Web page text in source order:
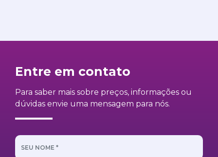
Entre em contato
Para saber mais sobre preços, informações ou
dúvidas envie uma mensagem para nós.